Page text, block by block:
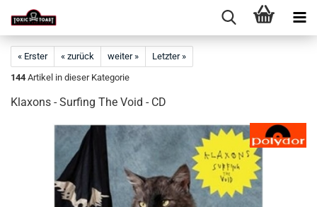
« Erster « zurück weiter »
Letzter »
144 Artikel in dieser Kategorie
Klaxons - Surfing The Void - CD